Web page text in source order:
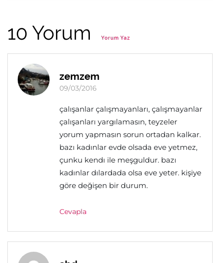
10 Yorum Yorum Yaz
zemzem
09/03/2016
çalışanlar çalışmayanları, çalışmayanlar
çalışanları yargılamasın, teyzeler
yorum yapmasın sorun ortadan kalkar.
bazı kadınlar evde olsada eve yetmez,
çunku kendı ile meşguldur. bazı
kadınlar dılardada olsa eve yeter. kişiye
göre değişen bir durum.
Cevapla